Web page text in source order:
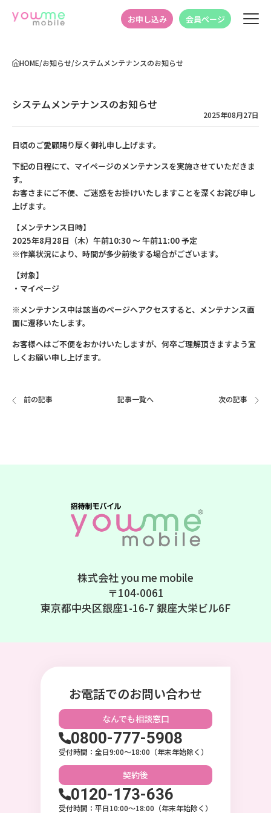
お申し込み 会員ページ
HOME/お知らせ/システムメンテナンスのお知らせ
システムメンテナンスのお知らせ
2025年08月27日
日頃のご愛顧賜り厚く御礼申し上げます。
下記の日程にて、マイページのメンテナンスを実施させていただきま
す。
お客さまにご不便、ご迷惑をお掛けいたしますことを深くお詫び申し
上げます。
【メンテナンス日時】
2025年8月28日（木）午前10:30 ～ 午前11:00 予定
※作業状況により、時間が多少前後する場合がございます。
【対象】
・マイページ
※メンテナンス中は該当のページへアクセスすると、メンテナンス画
面に遷移いたします。
お客様へはご不便をおかけいたしますが、何卒ご理解頂きますよう宜
しくお願い申し上げます。
前の記事 記事一覧へ 次の記事
株式会社 you me mobile
〒104-0061
東京都中央区銀座1-16-7 銀座大栄ビル6F
お電話でのお問い合わせ
なんでも相談窓口
0800-777-5908
受付時間：全日9:00〜18:00（年末年始除く）
契約後
0120-173-636
受付時間：平日10:00〜18:00（年末年始除く）